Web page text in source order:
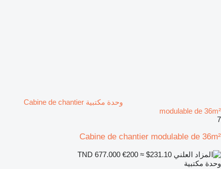
وحدة مكتبية Cabine de chantier
modulable de 36m²
7
Cabine de chantier modulable de 36m²
€200 ≈ $231.10
وحدة مكتبية